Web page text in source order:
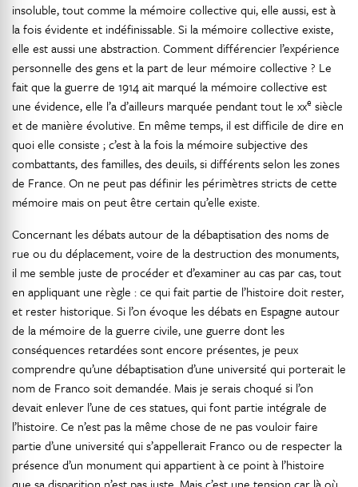
insoluble, tout comme la mémoire collective qui, elle aussi, est à
la fois évidente et indéfinissable. Si la mémoire collective existe,
elle est aussi une abstraction. Comment différencier l’expérience
personnelle des gens et la part de leur mémoire collective ? Le
fait que la guerre de 1914 ait marqué la mémoire collective est
une évidence, elle l’a d’ailleurs marquée pendant tout le xxe siècle
et de manière évolutive. En même temps, il est difficile de dire en
quoi elle consiste ; c’est à la fois la mémoire subjective des
combattants, des familles, des deuils, si différents selon les zones
de France. On ne peut pas définir les périmètres stricts de cette
mémoire mais on peut être certain qu’elle existe.
Concernant les débats autour de la débaptisation des noms de
rue ou du déplacement, voire de la destruction des monuments,
il me semble juste de procéder et d’examiner au cas par cas, tout
en appliquant une règle : ce qui fait partie de l’histoire doit rester,
et rester historique. Si l’on évoque les débats en Espagne autour
de la mémoire de la guerre civile, une guerre dont les
conséquences retardées sont encore présentes, je peux
comprendre qu’une débaptisation d’une université qui porterait le
nom de Franco soit demandée. Mais je serais choqué si l’on
devait enlever l’une de ces statues, qui font partie intégrale de
l’histoire. Ce n’est pas la même chose de ne pas vouloir faire
partie d’une université qui s’appellerait Franco ou de respecter la
présence d’un monument qui appartient à ce point à l’histoire